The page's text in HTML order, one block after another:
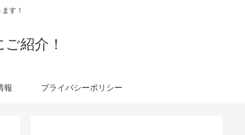
す！
紹介！
報 プライバシーポリシー